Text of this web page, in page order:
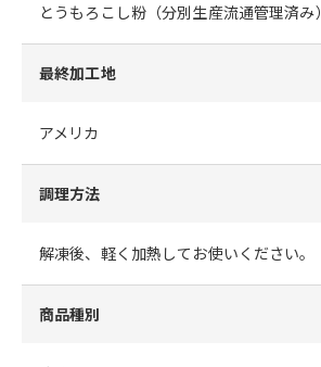
とうもろこし粉（分別生産流通管理済み）
最終加工地
アメリカ
調理方法
解凍後、軽く加熱してお使いください。
商品種別